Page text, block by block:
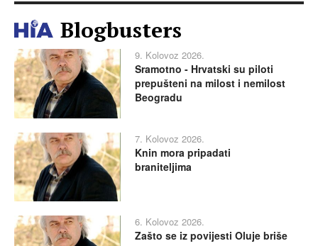
Blogbusters
9. Kolovoz 2026.
Sramotno - Hrvatski su piloti
prepušteni na milost i nemilost
Beogradu
7. Kolovoz 2026.
Knin mora pripadati
braniteljima
6. Kolovoz 2026.
Zašto se iz povijesti Oluje briše